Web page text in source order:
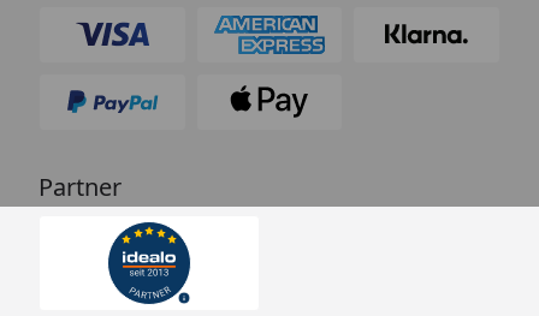
Partner